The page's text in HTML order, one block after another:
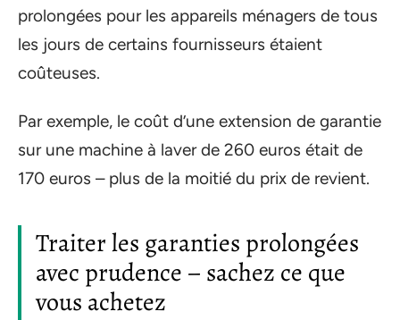
prolongées pour les appareils ménagers de tous
les jours de certains fournisseurs étaient
coûteuses.
Par exemple, le coût d’une extension de garantie
sur une machine à laver de 260 euros était de
170 euros – plus de la moitié du prix de revient.
Traiter les garanties prolongées
avec prudence – sachez ce que
vous achetez